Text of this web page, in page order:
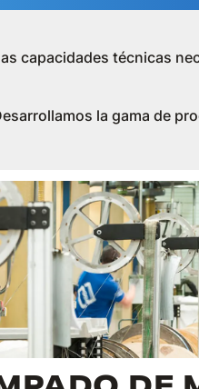
capacidades técnicas
la gama de